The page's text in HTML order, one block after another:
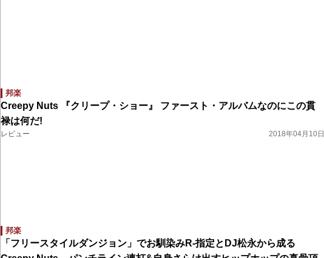
邦楽
Creepy Nuts 『クリープ・ショー』 ファースト・アルバムなのにこの貫
禄は何だ!
レビュー 2018年04月10日
邦楽
「フリースタイルダンジョン」でお馴染みR-指定とDJ松永から成る